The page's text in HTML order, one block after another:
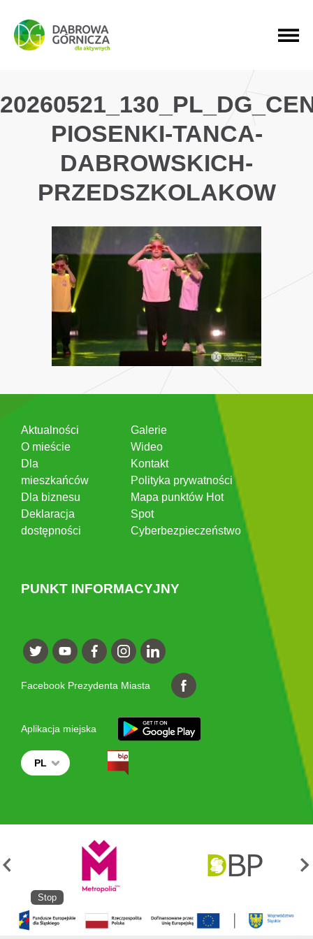
PRZEJDŹ DO MENU GŁÓWNEGO
PRZEJDŹ DO WYSZUKIWARKI
PRZEJDŹ DO TREŚCI
PIOSENKI-TANCA-
DABROWSKICH-
PRZEDSZKOLAKOW
Aktualności
O mieście
Dla
mieszkańców
Dla biznesu
Deklaracja
dostępności
Galerie
Wideo
Kontakt
Polityka prywatności
Mapa punktów Hot
Spot
Cyberbezpieczeństwo
PUNKT INFORMACYJNY
Facebook Prezydenta Miasta
Aplikacja miejska
PL
Stop